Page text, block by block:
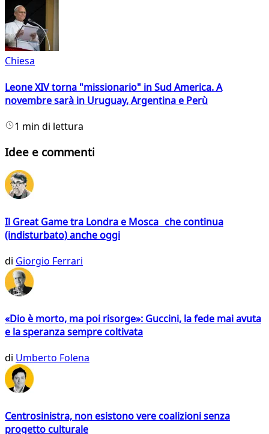
Chiesa
Leone XIV torna "missionario" in Sud America. A
novembre sarà in Uruguay, Argentina e Perù
1 min di lettura
Idee e commenti
Il Great Game tra Londra e Mosca che continua
(indisturbato) anche oggi
di Giorgio Ferrari
«Dio è morto, ma poi risorge»: Guccini, la fede mai avuta
e la speranza sempre coltivata
di Umberto Folena
Centrosinistra, non esistono vere coalizioni senza
progetto culturale